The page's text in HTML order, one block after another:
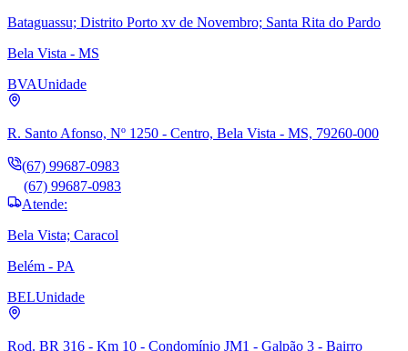
Bataguassu; Distrito Porto xv de Novembro; Santa Rita do Pardo
Bela Vista - MS
BVAUnidade
R. Santo Afonso, Nº 1250 - Centro, Bela Vista - MS, 79260-000
(67) 99687-0983
(67) 99687-0983
Atende:
Bela Vista; Caracol
Belém - PA
BELUnidade
Rod. BR 316 - Km 10 - Condomínio JM1 - Galpão 3 - Bairro